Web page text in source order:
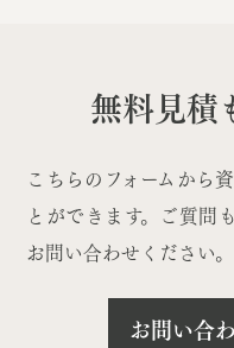
無料見積
こちらのフォームから
とができます。ご質問
お問い合わせください。
お問い合